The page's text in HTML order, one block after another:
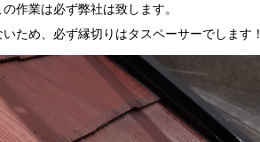
の作業は必ず弊社は致します。
ため、必ず縁切りはタスペーサーでします！